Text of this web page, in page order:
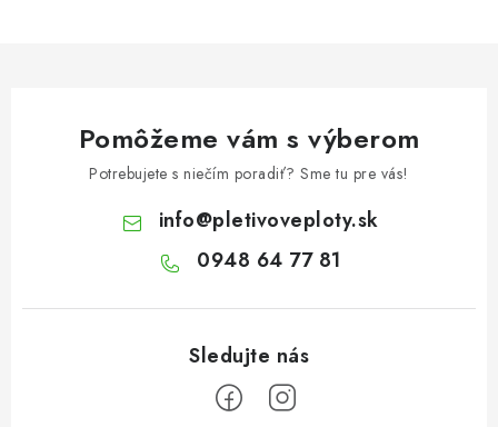
Pomôžeme vám s výberom
Potrebujete s niečím poradiť? Sme tu pre vás!
info@pletivoveploty.sk
0948 64 77 81